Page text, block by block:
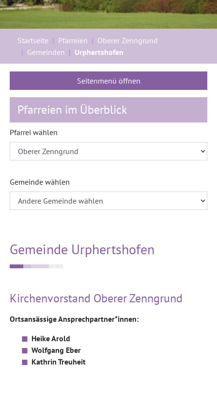
Startseite Pfarreien
Oberer Zenngrund
Gemeinden
Urphertshofen
Seitenmenü öffnen
Pfarreien im Überblick
Pfarrei wählen
Gemeinde wählen
Gemeinde Urphertshofen
Kirchenvorstand Oberer Zenngrund
Ortsansässige Ansprechpartner*innen:
Heike Arold
Wolfgang Eber
Kathrin Treuheit